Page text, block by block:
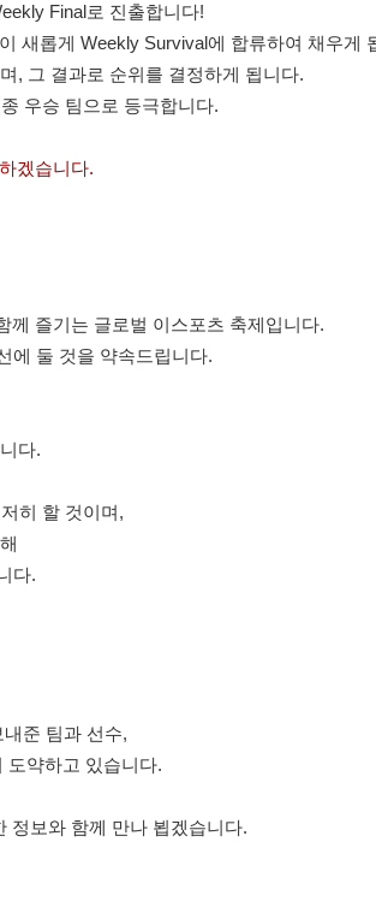
Final로 진출합니다!
새롭게 Weekly Survival에 합류하여 채우게
, 그 결과로 순위를 결정하게 됩니다.
우승 팀으로 등극합니다.
겠습니다.
께 즐기는 글로벌 이스포츠 축제입니다.
에 둘 것을 약속드립니다.
다.
히 할 것이며,
다.
준 팀과 선수,
도약하고 있습니다.
정보와 함께 만나 뵙겠습니다.